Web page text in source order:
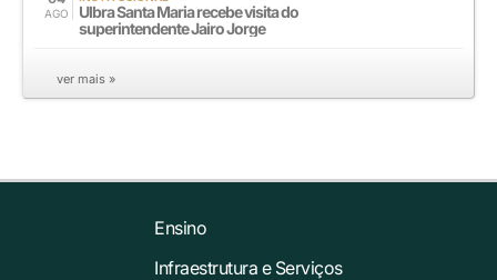
AGO
Ulbra Santa Maria recebe visita do
superintendente Jairo Jorge
ver mais »
Ensino
Infraestrutura e Serviços